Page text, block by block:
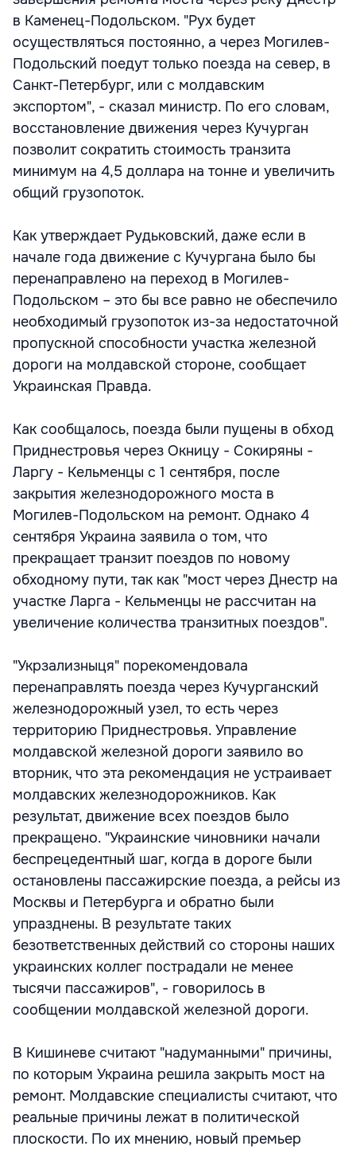
в Каменец-Подольском. "Рух будет
осуществляться постоянно, а через Могилев-
Подольский поедут только поезда на север, в
Санкт-Петербург, или с молдавским
экспортом", - сказал министр. По его словам,
восстановление движения через Кучурган
позволит сократить стоимость транзита
минимум на 4,5 доллара на тонне и увеличить
общий грузопоток.
Как утверждает Рудьковский, даже если в
начале года движение с Кучургана было бы
перенаправлено на переход в Могилев-
Подольском – это бы все равно не обеспечило
необходимый грузопоток из-за недостаточной
пропускной способности участка железной
дороги на молдавской стороне, сообщает
Украинская Правда.
Как сообщалось, поезда были пущены в обход
Приднестровья через Окницу - Сокиряны -
Ларгу - Кельменцы с 1 сентября, после
закрытия железнодорожного моста в
Могилев-Подольском на ремонт. Однако 4
сентября Украина заявила о том, что
прекращает транзит поездов по новому
обходному пути, так как "мост через Днестр на
участке Ларга - Кельменцы не рассчитан на
увеличение количества транзитных поездов".
"Укрзализныця" порекомендовала
перенаправлять поезда через Кучурганский
железнодорожный узел, то есть через
территорию Приднестровья. Управление
молдавской железной дороги заявило во
вторник, что эта рекомендация не устраивает
молдавских железнодорожников. Как
результат, движение всех поездов было
прекращено. "Украинские чиновники начали
беспрецедентный шаг, когда в дороге были
остановлены пассажирские поезда, а рейсы из
Москвы и Петербурга и обратно были
упразднены. В результате таких
безответственных действий со стороны наших
украинских коллег пострадали не менее
тысячи пассажиров", - говорилось в
сообщении молдавской железной дороги.
В Кишиневе считают "надуманными" причины,
по которым Украина решила закрыть мост на
ремонт. Молдавские специалисты считают, что
реальные причины лежат в политической
плоскости. По их мнению, новый премьер